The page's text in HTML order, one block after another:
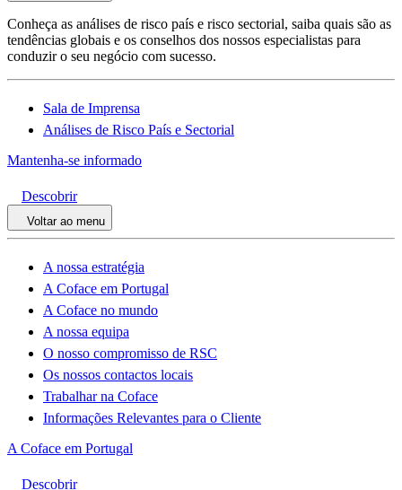
Conheça as análises de risco país e risco sectorial, saiba quais são as
tendências globais e os conselhos dos nossos especialistas para
conduzir o seu negócio com sucesso.
Sala de Imprensa
Análises de Risco País e Sectorial
Mantenha-se informado
Descobrir
Voltar ao menu
A nossa estratégia
A Coface em Portugal
A Coface no mundo
A nossa equipa
O nosso compromisso de RSC
Os nossos contactos locais
Trabalhar na Coface
Informações Relevantes para o Cliente
A Coface em Portugal
Descobrir